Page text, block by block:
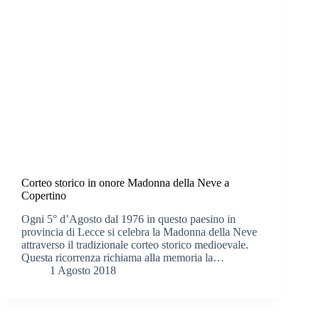
Corteo storico in onore Madonna della Neve a
Copertino
Ogni 5° d’Agosto dal 1976 in questo paesino in
provincia di Lecce si celebra la Madonna della Neve
attraverso il tradizionale corteo storico medioevale.
Questa ricorrenza richiama alla memoria la…
1 Agosto 2018